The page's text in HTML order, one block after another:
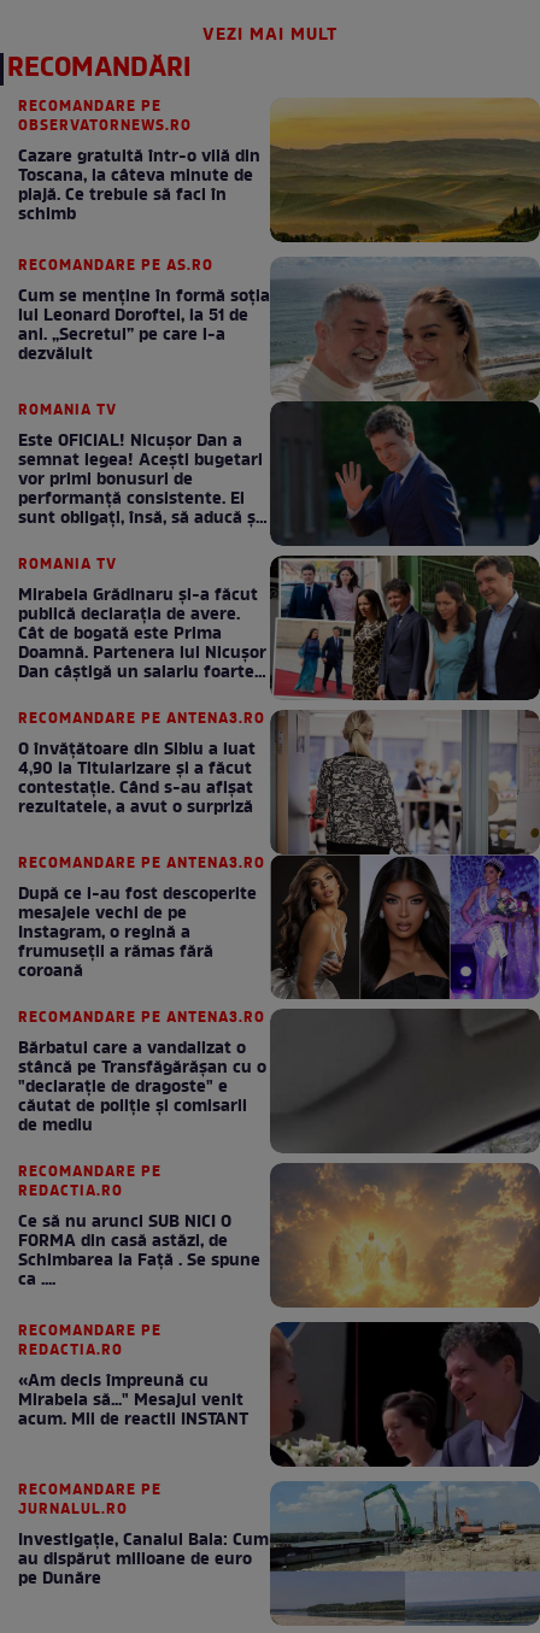
VEZI MAI MULT
RECOMANDĂRI
RECOMANDARE PE
OBSERVATORNEWS.RO
Cazare gratuită într-o vilă din
Toscana, la câteva minute de
plajă. Ce trebuie să faci în
schimb
RECOMANDARE PE AS.RO
Cum se menţine în formă soţia
lui Leonard Doroftei, la 51 de
ani. „Secretul” pe care l-a
dezvăluit
ROMANIA TV
Este OFICIAL! Nicușor Dan a
semnat legea! Acești bugetari
vor primi bonusuri de
performanță consistente. Ei
sunt obligați, însă, să aducă și
ROMANIA TV
Mirabela Grădinaru și-a făcut
publică declarația de avere.
Cât de bogată este Prima
Doamnă. Partenera lui Nicușor
Dan câștigă un salariu foarte
RECOMANDARE PE ANTENA3.RO
O învățătoare din Sibiu a luat
4,90 la Titularizare și a făcut
contestație. Când s-au afișat
rezultatele, a avut o surpriză
RECOMANDARE PE ANTENA3.RO
După ce i-au fost descoperite
mesajele vechi de pe
Instagram, o regină a
frumuseții a rămas fără
coroană
RECOMANDARE PE ANTENA3.RO
Bărbatul care a vandalizat o
stâncă pe Transfăgărășan cu o
"declaraţie de dragoste" e
căutat de poliție și comisarii
de mediu
RECOMANDARE PE
REDACTIA.RO
Ce să nu arunci SUB NICI O
FORMA din casă astăzi, de
Schimbarea la Față . Se spune
ca ....
RECOMANDARE PE
REDACTIA.RO
«Am decis împreună cu
Mirabela să..." Mesajul venit
acum. Mii de reactii INSTANT
RECOMANDARE PE
JURNALUL.RO
Investigație, Canalul Bala: Cum
au dispărut milioane de euro
pe Dunăre